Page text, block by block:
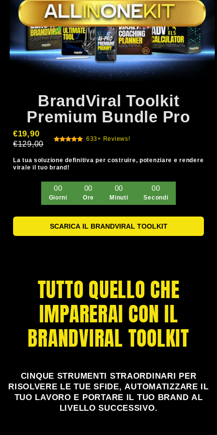
BrandViral Toolkit
Premium Bundle Pro
€19,90
€129,00
633+ Reviews!
La tua soluzione definitiva per costruire, potenziare e rendere
virale il tuo brand!
00
Giorni
00
Ore
00
Minuti
00
Secondi
SCARICA IL BRANDVIRAL TOOLKIT
TUTTO QUELLO CHE
IMPARERAI CON IL
BRANDVIRAL TOOLKIT
CINQUE STRUMENTI STRAORDINARI PER
RISOLVERE LE TUE SFIDE, AUTOMATIZZARE IL
TUO LAVORO E PORTARE IL TUO BRAND AL
LIVELLO SUCCESSIVO.